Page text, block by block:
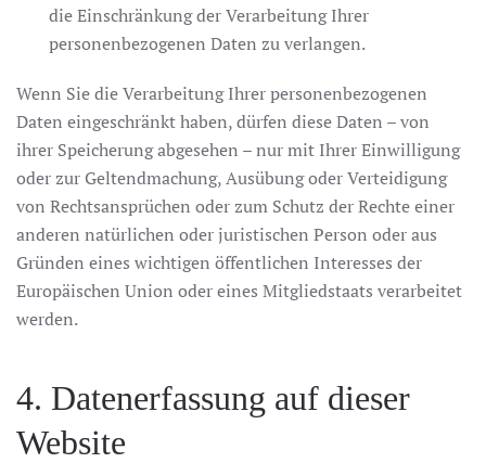
die Einschränkung der Verarbeitung Ihrer
personenbezogenen Daten zu verlangen.
Wenn Sie die Verarbeitung Ihrer personenbezogenen
Daten eingeschränkt haben, dürfen diese Daten – von
ihrer Speicherung abgesehen – nur mit Ihrer Einwilligung
oder zur Geltendmachung, Ausübung oder Verteidigung
von Rechtsansprüchen oder zum Schutz der Rechte einer
anderen natürlichen oder juristischen Person oder aus
Gründen eines wichtigen öffentlichen Interesses der
Europäischen Union oder eines Mitgliedstaats verarbeitet
werden.
4. Datenerfassung auf dieser
Website